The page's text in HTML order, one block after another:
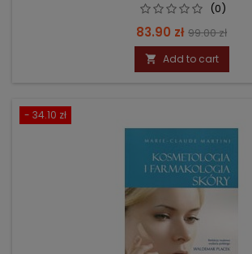
(0)
Price
83.90 zł Regular
price
99.00 zł
 Add to cart
- 34.10 zł